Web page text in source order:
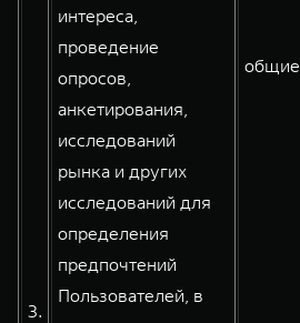
3.
интереса,
проведение
опросов,
анкетирования,
исследований
рынка и других
исследований для
определения
предпочтений
Пользователей, в
общие